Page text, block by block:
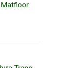
Matfloor